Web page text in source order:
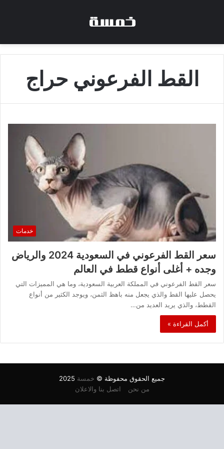
القط الفرعوني حراج
خدمات
سعر القط الفرعوني في السعودية 2024 والرياض
وجده + أغلى أنواع قطط في العالم
سعر القط الفرعوني في المملكة العربية السعودية، وما هي المميزات التي
يحصل عليها القط والذي يجعل منه باهظ الثمن، ويوجد الكثير من أنواع
القطط، والذي يريد العديد من…
أكمل القراءة »
جميع الحقوق محفوظة © خمسة
من نحن
اتصل بنا والاعلان